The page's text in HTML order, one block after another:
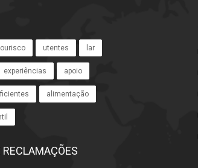
utentes lar
experiências apoio
alimentação
RECLAMAÇÕES